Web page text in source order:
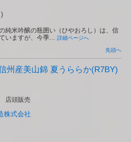
純米吟醸の瓶囲い（ひやおろし）は、信
いますが、今季... 詳細ページへ
先頭へ
州産美山錦 夏うららか(R7BY)
店頭販売
株式会社